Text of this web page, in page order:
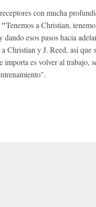
con mucha
"Tenemos a Christian,
esos pasos hacia
Christian y J. Reed, así que
es volver al trabajo,